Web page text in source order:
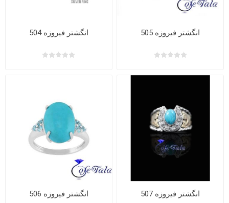
انگشتر فیروزه 504 انگشتر فیروزه 505
انگشتر فیروزه 506 انگشتر فیروزه 507